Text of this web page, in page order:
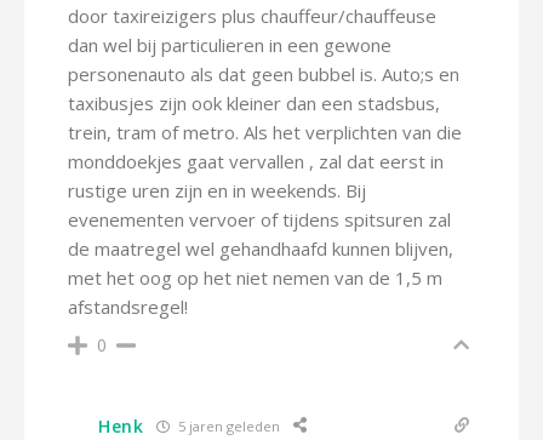
door taxireizigers plus chauffeur/chauffeuse
dan wel bij particulieren in een gewone
personenauto als dat geen bubbel is. Auto;s en
taxibusjes zijn ook kleiner dan een stadsbus,
trein, tram of metro. Als het verplichten van die
monddoekjes gaat vervallen , zal dat eerst in
rustige uren zijn en in weekends. Bij
evenementen vervoer of tijdens spitsuren zal
de maatregel wel gehandhaafd kunnen blijven,
met het oog op het niet nemen van de 1,5 m
afstandsregel!
0
Henk 5 jaren geleden